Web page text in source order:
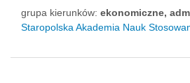
grupa kierunków: ekonomiczne,
Staropolska Akademia Nauk